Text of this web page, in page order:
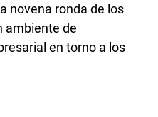
novena ronda de los
ambiente de
en torno a los